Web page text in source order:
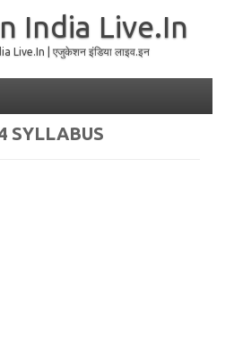
India Live.In
Live.In | एजुकेशन इंडिया लाइव.इन
SYLLABUS